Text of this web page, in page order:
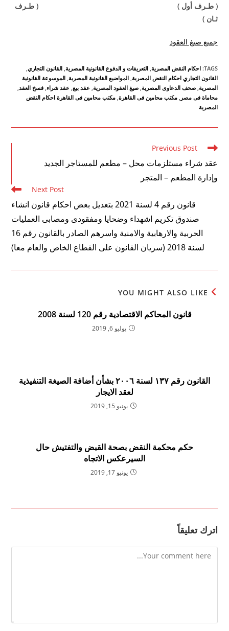
( طـرف أول ) ( طـرف
ثـان )
جميع صيغ العقود
TAGS
:احكام النقض المصرية التعريفات و الدفوع القانونية المصرية القانون التجاري
القانون التجاري احكام النقض المصرية المواضيع القانونية المصرية الموسوعة القانونية
المصرية صحف الدعاوى المصرية صيغ العقود المصرية عقد بيع عقد شراء فسخ العقد
محاماة فى مصر
مكتب محامين فى القاهرة مكتب محامين فى القاهرة احكام النقض
المصرية
Read
articles
Previous Post
عقد شراء مستلزمات محل – مطعم للمستاجر الجديد
وإدارة المطعم – المتجر
Next Post
قانون رقم 4 لسنة 2021 بتعديل بعض احكام قانون انشاء
صندوق تكريم اشهداء وضحايا ومفقودى ومصابى العمليات
الحربية والارهابية والامنية واسرهم الصادر بالقانون رقم 16
لسنة 2018 (سريان القانون على القطاع الخاص والعام معا)
YOU MIGHT ALSO LIKE
قانون المحاكم الاقتصادية رقم 120 لسنة 2008
يوليو 6, 2019
القانون رقم ۱۳۷ لسنة ۲۰۰٦ بشأن أضافة الصيغة التنفيذية
لعقد الايجار
يونيو 15, 2019
حكم محكمة النقض بصحة القبض والتفتيش حال
السيرعكس الاتجاه
يونيو 17, 2019
اترك تعليقاً
Comment